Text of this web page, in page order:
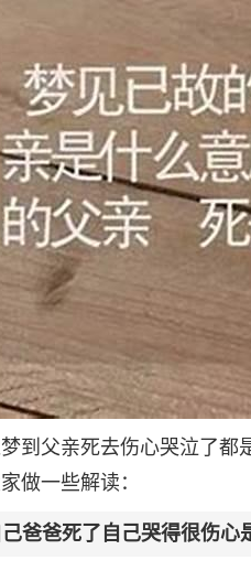
到父亲死去伤心哭泣了都
做一些解读：
爸爸死了自己哭得很伤心